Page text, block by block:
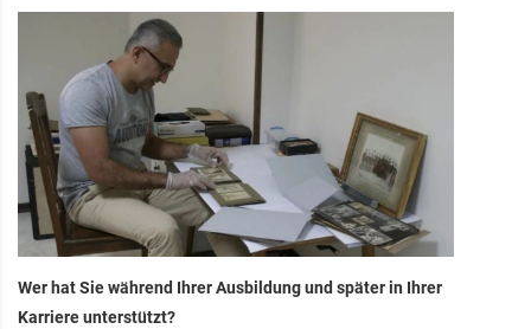
Wer hat Sie während Ihrer Ausbildung und später in Ihrer
Karriere unterstützt?